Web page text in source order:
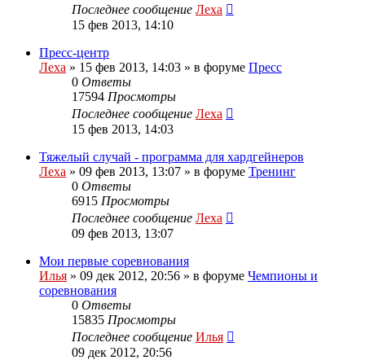
Последнее сообщение Леха
15 фев 2013, 14:10
Пресс-центр
Леха » 15 фев 2013, 14:03 » в форуме Пресс
0 Ответы
17594 Просмотры
Последнее сообщение Леха
15 фев 2013, 14:03
Тяжелый случай - программа для хардгейнеров
Леха » 09 фев 2013, 13:07 » в форуме Тренинг
0 Ответы
6915 Просмотры
Последнее сообщение Леха
09 фев 2013, 13:07
Мои первые соревнования
Илья » 09 дек 2012, 20:56 » в форуме Чемпионы и
соревнования
0 Ответы
15835 Просмотры
Последнее сообщение Илья
09 дек 2012, 20:56